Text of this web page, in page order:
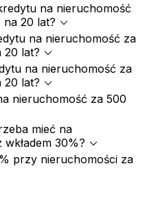
na nieruchomość
na 20 lat? expand_more
na nieruchomość za
20 lat? expand_more
na nieruchomość za
20 lat? expand_more
nieruchomość za 500
mieć na
30%? expand_more
przy nieruchomości za